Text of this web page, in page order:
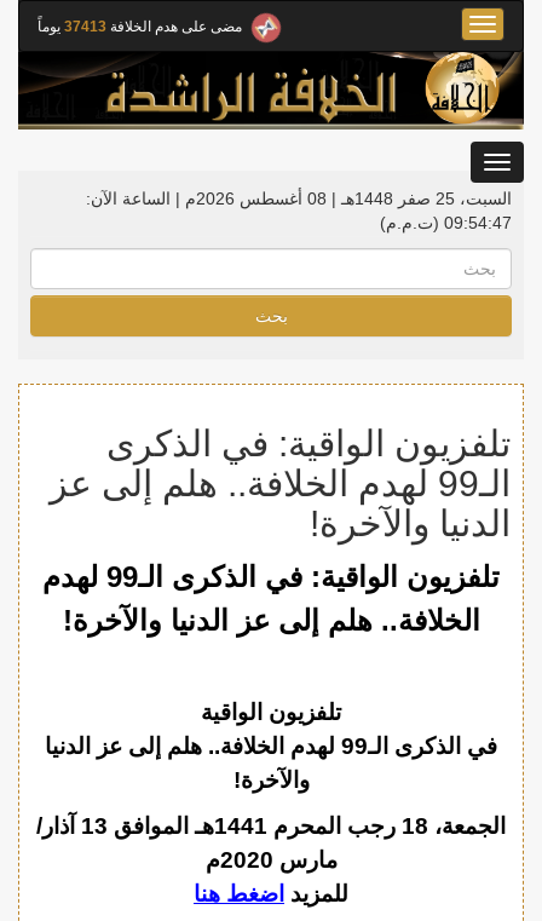
مضى على هدم الخلافة 37413 يوماً
Toggle
navigation
السبت، 25 صفر 1448هـ | 08 أغسطس 2026م |
الساعة الآن:
09:54:48 (ت.م.م)
بحث
تلفزيون الواقية: في الذكرى
الـ99 لهدم الخلافة.. هلم إلى عز
الدنيا والآخرة!
تلفزيون الواقية: في الذكرى الـ99 لهدم
الخلافة.. هلم إلى عز الدنيا والآخرة!
تلفزيون الواقية
في الذكرى الـ99 لهدم الخلافة.. هلم إلى عز الدنيا
والآخرة!
الجمعة، 18 رجب المحرم 1441هـ الموافق 13 آذار/
مارس 2020م
للمزيد اضغط هنا